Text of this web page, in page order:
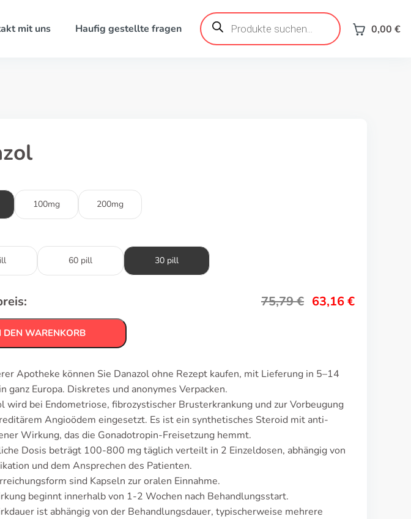
mit uns Haufig gestellte fragen
Products
search 0,00 €
100mg 200mg
60 pill 30 pill
75,79€ 63,16€
DEN WARENKORB
Apotheke können Sie Danazol ohne Rezept kaufen, mit Lieferung in 5–14
ganz Europa. Diskretes und anonymes Verpacken.
wird bei Endometriose, fibrozystischer Brusterkrankung und zur Vorbeugung
Angioödem eingesetzt. Es ist ein synthetisches Steroid mit anti-
Wirkung, das die Gonadotropin-Freisetzung hemmt.
Dosis beträgt 100-800 mg täglich verteilt in 2 Einzeldosen, abhängig von
und dem Ansprechen des Patienten.
sind Kapseln zur oralen Einnahme.
beginnt innerhalb von 1-2 Wochen nach Behandlungsstart.
ist abhängig von der Behandlungsdauer, typischerweise mehrere